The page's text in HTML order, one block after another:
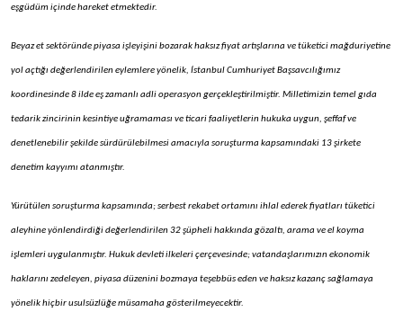
eşgüdüm içinde hareket etmektedir.
Beyaz et sektöründe piyasa işleyişini bozarak haksız fiyat artışlarına ve tüketici mağduriyetine
yol açtığı değerlendirilen eylemlere yönelik, İstanbul Cumhuriyet Başsavcılığımız
koordinesinde 8 ilde eş zamanlı adli operasyon gerçekleştirilmiştir. Milletimizin temel gıda
tedarik zincirinin kesintiye uğramaması ve ticari faaliyetlerin hukuka uygun, şeffaf ve
denetlenebilir şekilde sürdürülebilmesi amacıyla soruşturma kapsamındaki 13 şirkete
denetim kayyımı atanmıştır.
Yürütülen soruşturma kapsamında; serbest rekabet ortamını ihlal ederek fiyatları tüketici
aleyhine yönlendirdiği değerlendirilen 32 şüpheli hakkında gözaltı, arama ve el koyma
işlemleri uygulanmıştır. Hukuk devleti ilkeleri çerçevesinde; vatandaşlarımızın ekonomik
haklarını zedeleyen, piyasa düzenini bozmaya teşebbüs eden ve haksız kazanç sağlamaya
yönelik hiçbir usulsüzlüğe müsamaha gösterilmeyecektir.